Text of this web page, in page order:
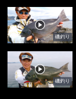
磯釣り
磯釣り